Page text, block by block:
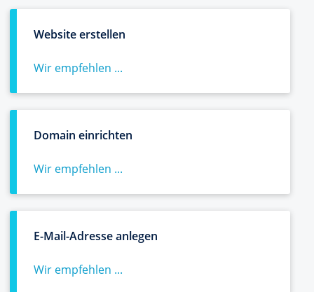
Website erstellen
Wir empfehlen ...
Domain einrichten
Wir empfehlen ...
E-Mail-Adresse anlegen
Wir empfehlen ...